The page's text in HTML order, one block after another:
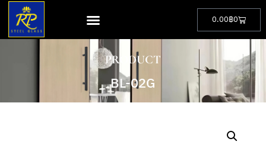
0.00฿0
PRODUCT
BL-02G